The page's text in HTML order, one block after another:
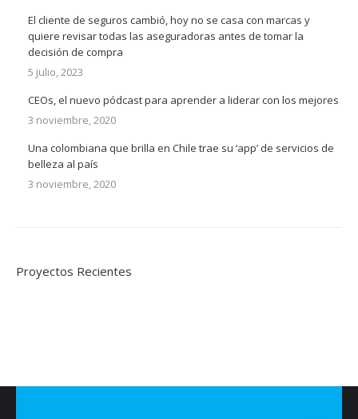
El cliente de seguros cambió, hoy no se casa con marcas y
quiere revisar todas las aseguradoras antes de tomar la
decisión de compra
5 julio, 2023
CEOs, el nuevo pódcast para aprender a liderar con los mejores
3 noviembre, 2020
Una colombiana que brilla en Chile trae su ‘app’ de servicios de
belleza al país
3 noviembre, 2020
Proyectos Recientes